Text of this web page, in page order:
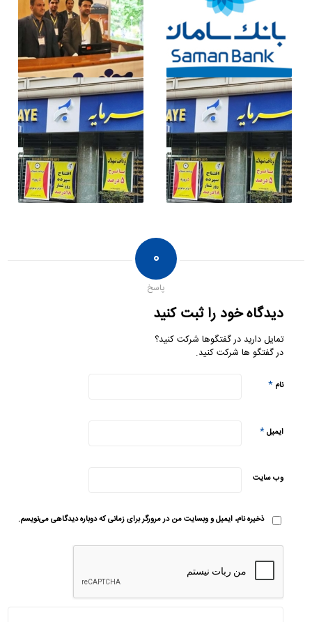
۰
پاسخ
دیدگاه خود را ثبت کنید
تمایل دارید در گفتگوها شرکت کنید؟
در گفتگو ها شرکت کنید.
نام*
ایمیل*
وب‌ سایت
ذخیره نام، ایمیل و وبسایت من در مرورگر برای زمانی که دوباره دیدگاهی می‌نویسم.